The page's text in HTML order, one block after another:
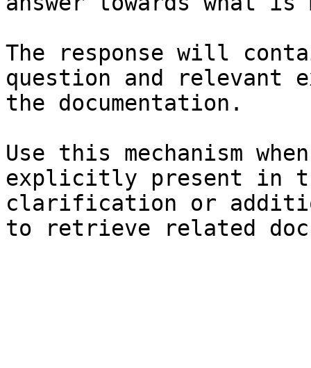
The response will
question and relevant
the documentation.
Use this mechanism
explicitly present in
clarification or